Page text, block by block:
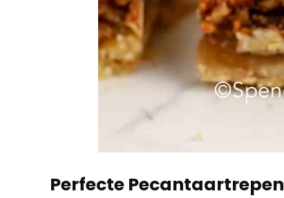
Perfecte Pecantaartrepen